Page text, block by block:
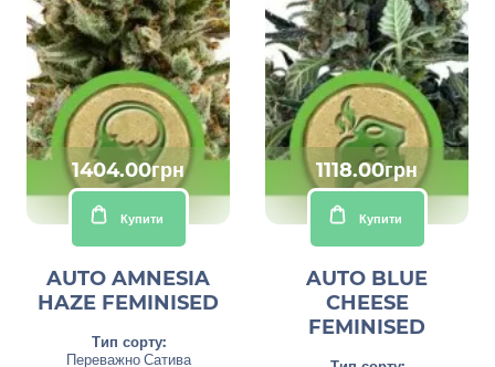
1404.00грн
Купити
AUTO AMNESIA
HAZE FEMINISED
Тип сорту:
Переважно Сатива
1118.00грн
Купити
AUTO BLUE
CHEESE
FEMINISED